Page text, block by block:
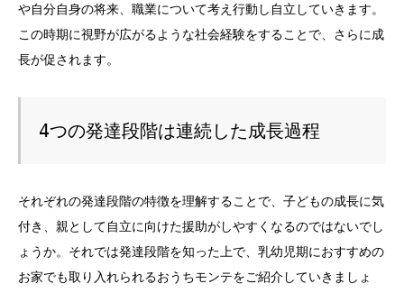
や自分自身の将来、職業について考え行動し自立していきます。
この時期に視野が広がるような社会経験をすることで、さらに成
長が促されます。
4つの発達段階は連続した成長過程
それぞれの発達段階の特徴を理解することで、子どもの成長に気
付き、親として自立に向けた援助がしやすくなるのではないでし
ょうか。それでは発達段階を知った上で、乳幼児期におすすめの
お家でも取り入れられるおうちモンテをご紹介していきましょ